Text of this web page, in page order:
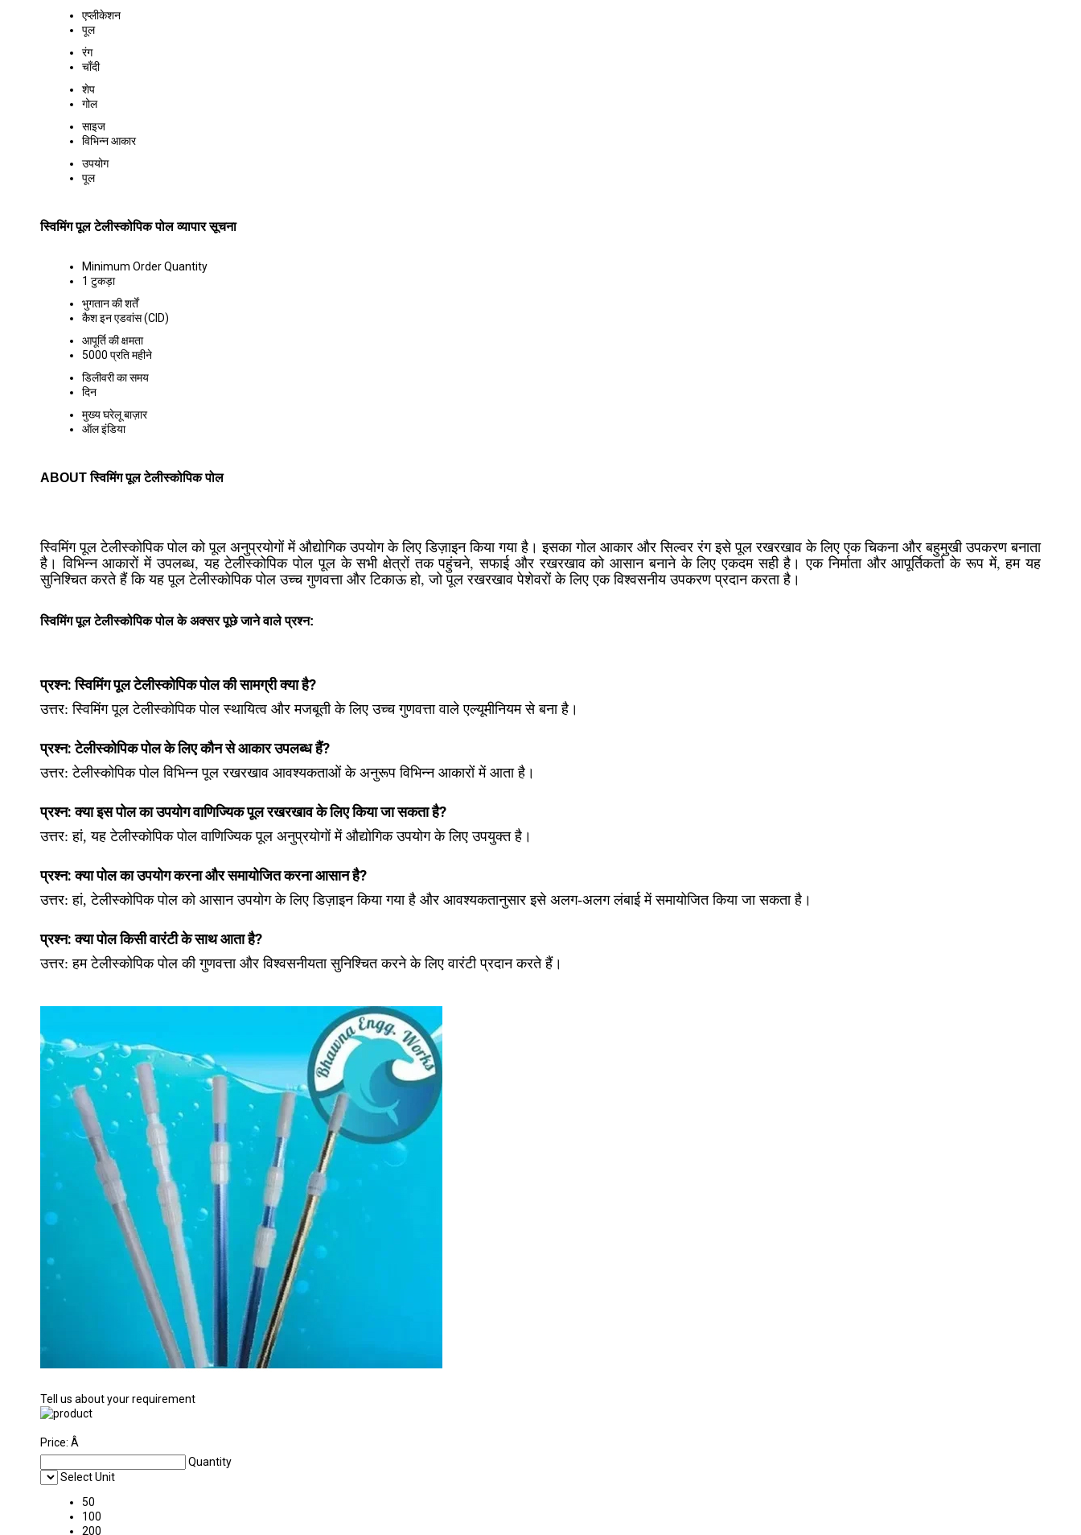
एप्लीकेशन
पूल
रंग
चाँदी
शेप
गोल
साइज
विभिन्न आकार
उपयोग
पूल
स्विमिंग पूल टेलीस्कोपिक पोल व्यापार सूचना
Minimum Order Quantity
1 टुकड़ा
भुगतान की शर्तें
कैश इन एडवांस (CID)
आपूर्ति की क्षमता
5000 प्रति महीने
डिलीवरी का समय
दिन
मुख्य घरेलू बाज़ार
ऑल इंडिया
ABOUT स्विमिंग पूल टेलीस्कोपिक पोल
स्विमिंग पूल टेलीस्कोपिक पोल को पूल अनुप्रयोगों में औद्योगिक उपयोग के लिए डिज़ाइन किया गया है। इसका गोल आकार और सिल्वर रंग इसे पूल रखरखाव के लिए एक चिकना और बहुमुखी उपकरण बनाता
है। विभिन्न आकारों में उपलब्ध, यह टेलीस्कोपिक पोल पूल के सभी क्षेत्रों तक पहुंचने, सफाई और रखरखाव को आसान बनाने के लिए एकदम सही है। एक निर्माता और आपूर्तिकर्ता के रूप में, हम यह
सुनिश्चित करते हैं कि यह पूल टेलीस्कोपिक पोल उच्च गुणवत्ता और टिकाऊ हो, जो पूल रखरखाव पेशेवरों के लिए एक विश्वसनीय उपकरण प्रदान करता है।
स्विमिंग पूल टेलीस्कोपिक पोल के अक्सर पूछे जाने वाले प्रश्न:
प्रश्न: स्विमिंग पूल टेलीस्कोपिक पोल की सामग्री क्या है?
उत्तर: स्विमिंग पूल टेलीस्कोपिक पोल स्थायित्व और मजबूती के लिए उच्च गुणवत्ता वाले एल्यूमीनियम से बना है।
प्रश्न: टेलीस्कोपिक पोल के लिए कौन से आकार उपलब्ध हैं?
उत्तर: टेलीस्कोपिक पोल विभिन्न पूल रखरखाव आवश्यकताओं के अनुरूप विभिन्न आकारों में आता है।
प्रश्न: क्या इस पोल का उपयोग वाणिज्यिक पूल रखरखाव के लिए किया जा सकता है?
उत्तर: हां, यह टेलीस्कोपिक पोल वाणिज्यिक पूल अनुप्रयोगों में औद्योगिक उपयोग के लिए उपयुक्त है।
प्रश्न: क्या पोल का उपयोग करना और समायोजित करना आसान है?
उत्तर:हां, टेलीस्कोपिक पोल को आसान उपयोग के लिए डिज़ाइन किया गया है और आवश्यकतानुसार इसे अलग-अलग लंबाई में समायोजित किया जा सकता है।
प्रश्न: क्या पोल किसी वारंटी के साथ आता है?
उत्तर:हम टेलीस्कोपिक पोल की गुणवत्ता और विश्वसनीयता सुनिश्चित करने के लिए वारंटी प्रदान करते हैं।
Tell us about your requirement
Price: Â
Quantity
Select Unit
50
100
200